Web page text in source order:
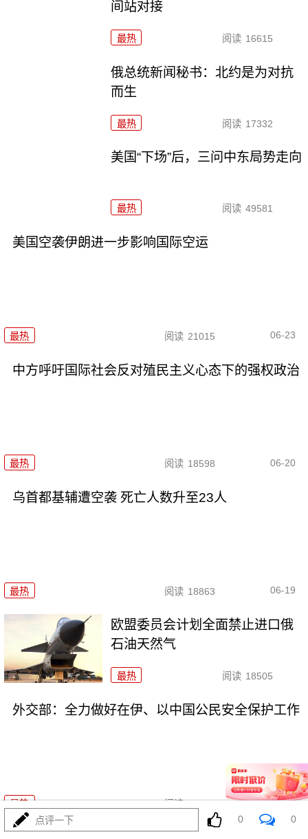
间站对接
最热 阅读 16615
俄总统新闻秘书：北约是为对抗
而生
最热 阅读 17332
美国“下场”后，三问中东局势走向
最热 阅读 49581
美国空袭伊朗进一步影响国际空运
最热 阅读 21015 06-23
中方呼吁国际社会反对殖民主义心态下的强权政治
最热 阅读 18598 06-20
乌首都基辅遭空袭 死亡人数升至23人
最热 阅读 18863 06-19
欧盟委员会计划全面禁止进口俄
石油天然气
最热 阅读 18505
外交部：全力做好在伊、以中国公民安全保护工作
最热 阅读 18996 06-17
点评一下 0 0